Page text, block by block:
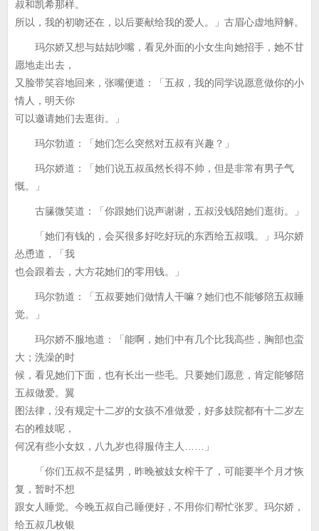
叔和凯希那样。
所以，我的初吻还在，以后要献给我的爱人。」古眉心虚地辩解。
玛尔娇又想与姑姑吵嘴，看见外面的小女生向她招手，她不甘
愿地走出去，
又脸带笑容地回来，张嘴便道：「五叔，我的同学说愿意做你的小
情人，明天你
可以邀请她们去逛街。」
玛尔勃道：「她们怎么突然对五叔有兴趣？」
玛尔娇道：「她们说五叔虽然长得不帅，但是非常有男子气
慨。」
古籘微笑道：「你跟她们说声谢谢，五叔没钱陪她们逛街。」
「她们有钱的，会买很多好吃好玩的东西给五叔哦。」玛尔娇
怂恿道，「我
也会跟着去，大方花她们的零用钱。」
玛尔勃道：「五叔要她们做情人干嘛？她们也不能够陪五叔睡
觉。」
玛尔娇不服地道：「能啊，她们中有几个比我高些，胸部也蛮
大；洗澡的时
候，看见她们下面，也有长出一些毛。只要她们愿意，肯定能够陪
五叔做爱。翼
图法律，没有规定十二岁的女孩不准做爱，好多妓院都有十二岁左
右的稚妓呢，
何况有些小女奴，八九岁也得服侍主人……」
「你们五叔不是猛男，昨晚被妓女榨干了，可能要半个月才恢
复，暂时不想
跟女人睡觉。今晚五叔自己睡便好，不用你们帮忙张罗。玛尔娇，
给五叔几枚银